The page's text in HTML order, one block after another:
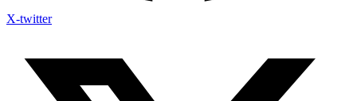
X-twitter